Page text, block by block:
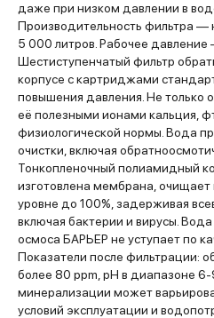
даже при низком давлении в
Производительность фильтра
5 000 литров. Рабочее давление
Шестиступенчатый фильтр
корпусе с картриджами
повышения давления. Не только
её полезными ионами кальция,
физиологической нормы. Вода
очистки, включая
Тонкопленочный полиамидный
изготовлена мембрана,
уровне до 100%, задерживая
включая бактерии и вирусы.
осмоса БАРЬЕР не уступает по
Показатели после фильтрации:
более 80 ppm, pH в диапазоне 6-
минерализации может
условий эксплуатации и